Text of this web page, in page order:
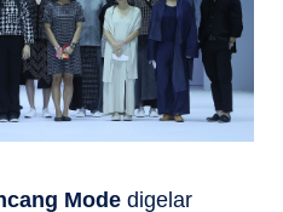
Mode digelar